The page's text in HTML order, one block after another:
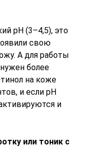
рН (3–4,5), это
свою
А для работы
более
на коже
и если рН
и
или тоник с